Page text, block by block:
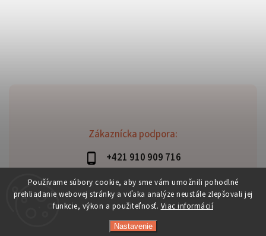
Používame súbory cookie, aby sme vám umožnili pohodlné
prehliadanie webovej stránky a vďaka analýze neustále zlepšovali jej
funkcie, výkon a použiteľnosť. Viac informácií
Nastavenie
Zákaznícka podpora:
+421 910 909 716
lubomir.haraus@alterbike.sk